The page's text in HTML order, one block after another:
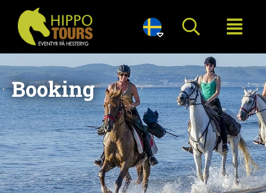

Booking